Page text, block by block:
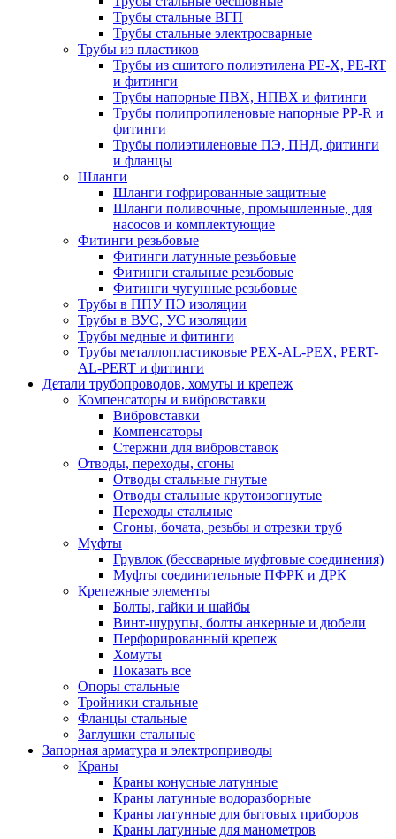
Трубы стальные ВГП
Трубы стальные электросварные
Трубы из пластиков
Трубы из сшитого полиэтилена PE-X, PE-RT
и фитинги
Трубы напорные ПВХ, НПВХ и фитинги
Трубы полипропиленовые напорные PP-R и
фитинги
Трубы полиэтиленовые ПЭ, ПНД, фитинги
и фланцы
Шланги
Шланги гофрированные защитные
Шланги поливочные, промышленные, для
насосов и комплектующие
Фитинги резьбовые
Фитинги латунные резьбовые
Фитинги стальные резьбовые
Фитинги чугунные резьбовые
Трубы в ППУ ПЭ изоляции
Трубы в ВУС, УС изоляции
Трубы медные и фитинги
Трубы металлопластиковые PEX-AL-PEX, PERT-
AL-PERT и фитинги
Детали трубопроводов, хомуты и крепеж
Компенсаторы и вибровставки
Вибровставки
Компенсаторы
Стержни для вибровставок
Отводы, переходы, сгоны
Отводы стальные гнутые
Отводы стальные крутоизогнутые
Переходы стальные
Сгоны, бочата, резьбы и отрезки труб
Муфты
Грувлок (бессварные муфтовые соединения)
Муфты соединительные ПФРК и ДРК
Крепежные элементы
Болты, гайки и шайбы
Винт-шурупы, болты анкерные и дюбели
Перфорированный крепеж
Хомуты
Показать все
Опоры стальные
Тройники стальные
Фланцы стальные
Заглушки стальные
Запорная арматура и электроприводы
Краны
Краны конусные латунные
Краны латунные водоразборные
Краны латунные для бытовых приборов
Краны латунные для манометров